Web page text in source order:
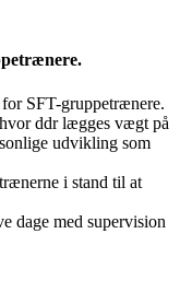
SFT-gruppetrænere.
ddr lægges vægt på
udvikling som
i stand til at
dage med supervision